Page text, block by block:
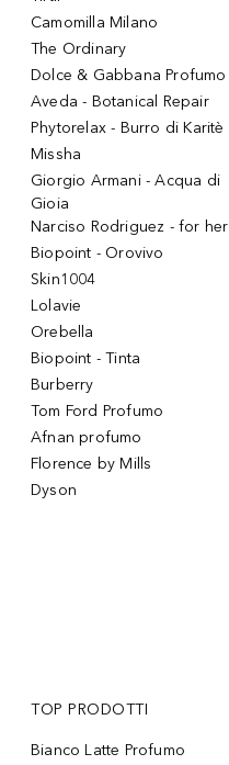
Camomilla Milano
The Ordinary
Dolce & Gabbana Profumo
Aveda - Botanical Repair
Phytorelax - Burro di Karitè
Missha
Giorgio Armani - Acqua di
Gioia
Narciso Rodriguez - for her
Biopoint - Orovivo
Skin1004
Lolavie
Orebella
Biopoint - Tinta
Burberry
Tom Ford Profumo
Afnan profumo
Florence by Mills
Dyson
TOP PRODOTTI
Bianco Latte Profumo